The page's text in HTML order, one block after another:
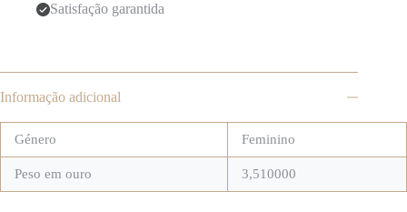
Satisfação garantida
Informação adicional
Género Feminino
Peso em ouro 3,510000